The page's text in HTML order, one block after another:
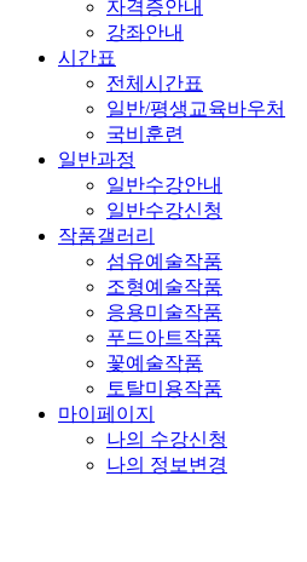
자격증안내
강좌안내
시간표
전체시간표
일반/평생교육바우처
국비훈련
일반과정
일반수강안내
일반수강신청
작품갤러리
섬유예술작품
조형예술작품
응용미술작품
푸드아트작품
꽃예술작품
토탈미용작품
마이페이지
나의 수강신청
나의 정보변경